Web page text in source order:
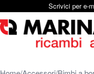
Salta al contenuto
Scrivici su